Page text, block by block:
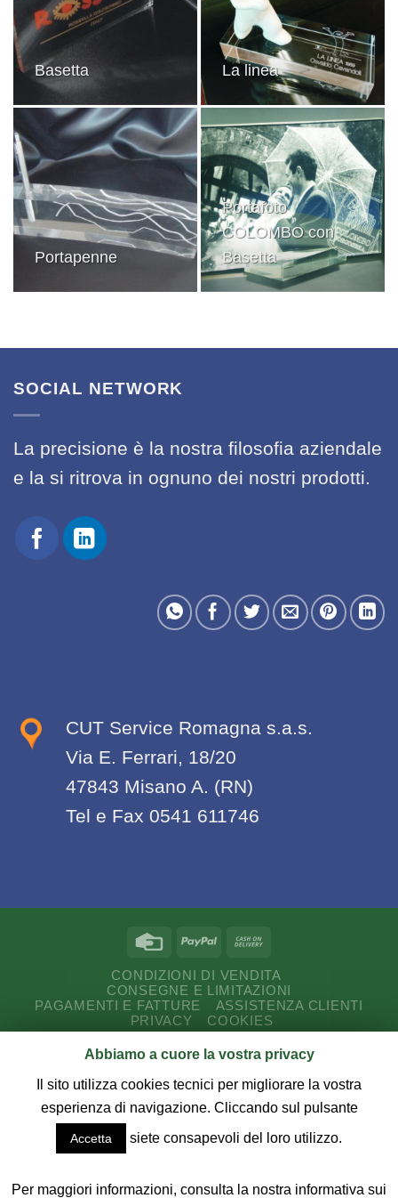
Basetta La linea
Portapenne
Portafoto
COLOMBO con
Basetta
SOCIAL NETWORK
La precisione è la nostra filosofia aziendale
e la si ritrova in ognuno dei nostri prodotti.
CUT Service Romagna s.a.s.
Via E. Ferrari, 18/20
47843 Misano A. (RN)
Tel e Fax 0541 611746
CONDIZIONI DI VENDITA
CONSEGNE E LIMITAZIONI
PAGAMENTI E FATTURE
ASSISTENZA CLIENTI
PRIVACY
COOKIES
Copyright 2026 © CUT Service Romagna s.a.s.
03187730407 - Via E. Ferrari, 18/20 - 47843 Misano A.
(RN) - Tel - Fax 0541 611746.
Credits:DYENSÌ SOFTWARE
sito web e commercio elettronico
Abbiamo a cuore la vostra privacy
Il sito utilizza cookies tecnici per migliorare la vostra
esperienza di navigazione. Cliccando sul pulsante
Accetta siete consapevoli del loro utilizzo.
Per maggiori informazioni, consulta la nostra informativa sui